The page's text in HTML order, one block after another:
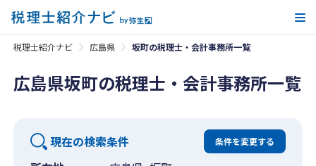
税理士紹介ナビ 広島県 坂町の税理士・会計事務所一覧
広島県坂町の税理士・会計事務所一覧
現在の検索条件 条件を変更する